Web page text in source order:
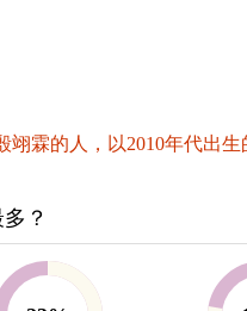
霖的人，以2010年代出生
？